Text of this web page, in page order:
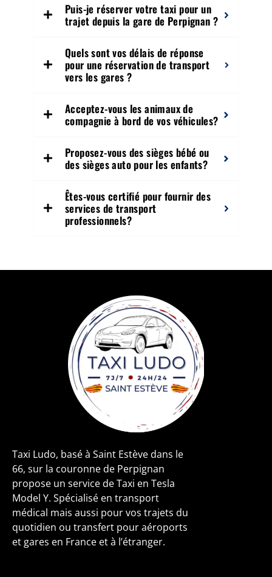
Puis-je réserver votre taxi pour un
trajet depuis la gare de Perpignan ?
Quels sont vos délais de réponse
pour une réservation de transport
vers les gares ?
Acceptez-vous les animaux de
compagnie à bord de vos véhicules?
Proposez-vous des sièges bébé ou
des sièges auto pour les enfants?
Êtes-vous certifié pour fournir des
services de transport
professionnels?
Taxi Ludo, basé à Saint Estève dans le
66, sur la couronne de Perpignan
propose un service de Taxi en Tesla
Model Y. Spécialisé en transport
médical mais aussi pour vos trajets du
quotidien ou transfert pour aéroports
et gares en France et à l’étranger.